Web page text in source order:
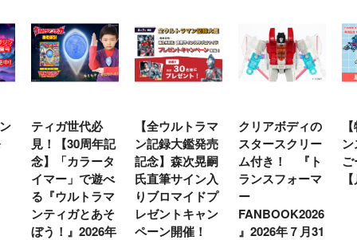
ティガ世代必
見！【30周年記
念】「カラータ
イマー」で遊べ
る『ウルトラマ
ンティガとあそ
ぼう！』2026年
【全ウルトラマ
ン記録大鑑発売
記念】森次晃嗣
氏直筆サイン入
りブロマイドプ
レゼントキャン
ペーン開催！
クリアボディの
スタースクリー
ム付き！ 『ト
ランスフォーマ
ー
FANBOOK2026
』2026年７月31